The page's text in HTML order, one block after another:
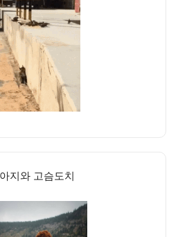
지와 고슴도치